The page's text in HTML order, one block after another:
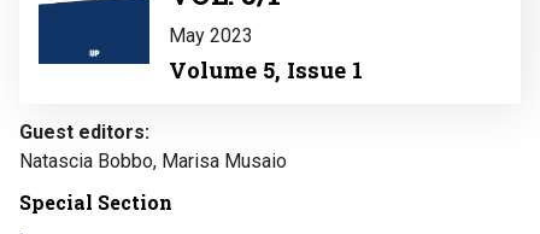
May 2023
Volume 5, Issue 1
Guest editors
Natascia Bobbo, Marisa Musaio
Special Section